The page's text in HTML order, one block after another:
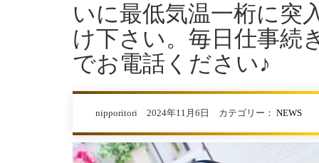
いに最低気温一桁に突
け下さい。毎日仕事続
でお電話ください♪
nipporitori 2024年11月6日 カテゴリー： NEWS